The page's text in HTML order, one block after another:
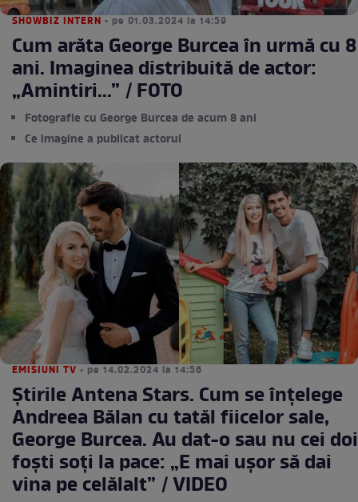
SHOWBIZ INTERN • pe 01.03.2024 la 14:59
Cum arăta George Burcea în urmă cu 8
ani. Imaginea distribuită de actor:
„Amintiri...” / FOTO
Fotografie cu George Burcea de acum 8 ani
Ce imagine a publicat actorul
EMISIUNI TV • pe 14.02.2024 la 14:56
Știrile Antena Stars. Cum se înțelege
Andreea Bălan cu tatăl fiicelor sale,
George Burcea. Au dat-o sau nu cei doi
foști soți la pace: „E mai ușor să dai
vina pe celălalt” / VIDEO